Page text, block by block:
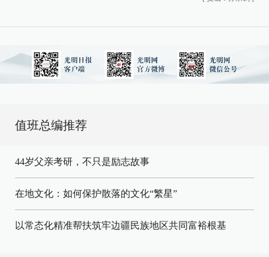
值班总编推荐
44岁父亲考研，不只是励志故事
在地文化：如何保护散落的文化“繁星”
以常态化精准帮扶筑牢边疆民族地区共同富裕根基